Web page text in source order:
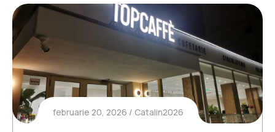
februarie 20, 2026 Catalin2026